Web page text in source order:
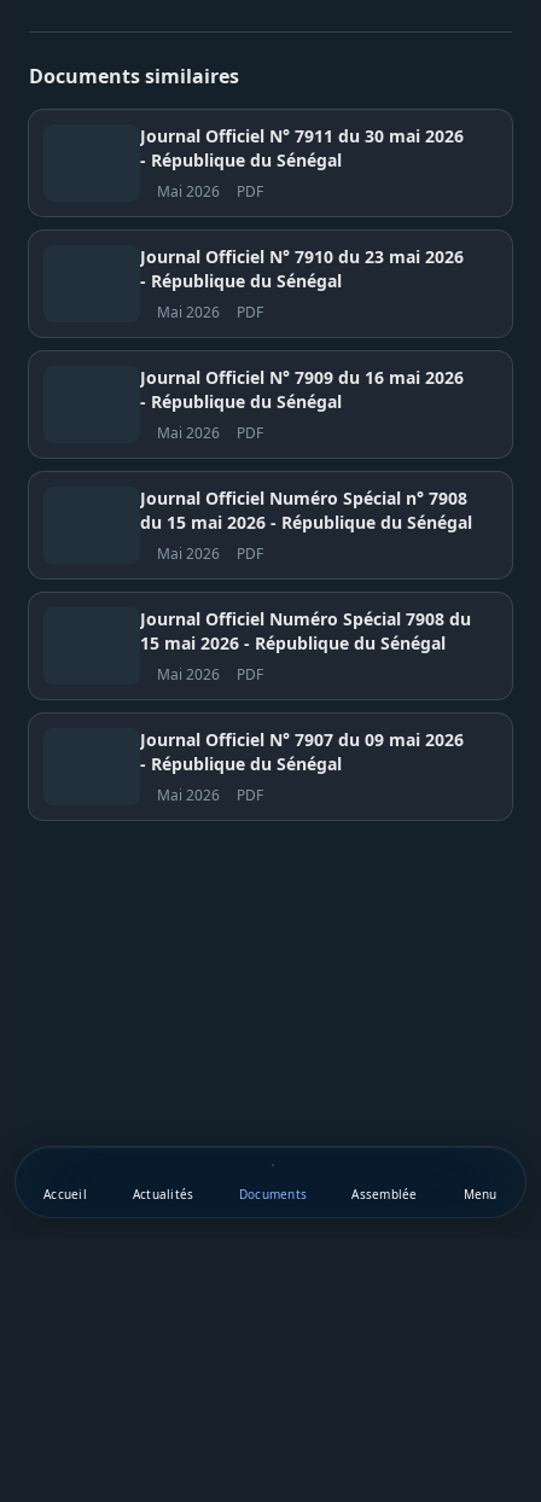
Documents similaires
Journal Officiel N° 7911 du 30 mai 2026
- République du Sénégal
Mai 2026 PDF
Journal Officiel N° 7910 du 23 mai 2026
- République du Sénégal
Mai 2026 PDF
Journal Officiel N° 7909 du 16 mai 2026
- République du Sénégal
Mai 2026 PDF
Journal Officiel Numéro Spécial n° 7908
du 15 mai 2026 - République du Sénégal
Mai 2026 PDF
Journal Officiel Numéro Spécial 7908 du
15 mai 2026 - République du Sénégal
Mai 2026 PDF
Journal Officiel N° 7907 du 09 mai 2026
- République du Sénégal
Mai 2026 PDF
Accueil Actualités Documents Assemblée Menu